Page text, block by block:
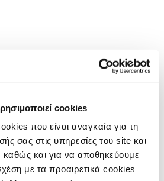
cookies
που είναι αναγκαία για τη
σας στις υπηρεσίες του site και
και για να αποθηκεύουμε
με τα προαιρετικά cookies